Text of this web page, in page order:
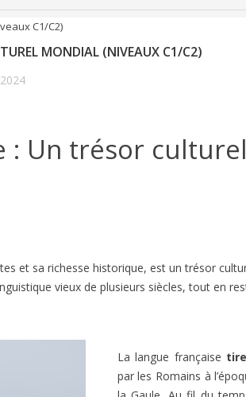
LES-MIMOSAS, VILLAGE
DES FRANÇAIS 2026 | FLE
MONDIAL (NIVEAUX C1/C2)
: Un trésor
et sa richesse historique, est un trésor
vieux de plusieurs siècles, tout en
La langue française
par les Romains à